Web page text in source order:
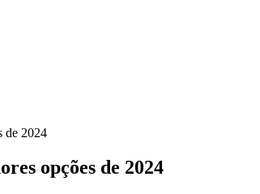
de 2024
opções de 2024